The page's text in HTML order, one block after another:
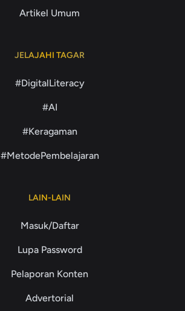
Artikel Umum
JELAJAHI TAGAR
#DigitalLiteracy
#AI
#Keragaman
#MetodePembelajaran
LAIN-LAIN
Masuk/Daftar
Lupa Password
Pelaporan Konten
Advertorial